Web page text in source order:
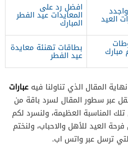
العيد
افضل رد على
المعايدات عيد الفطر
المبارك
مبارك بطاقات تهنئة معايدة
عيد الفطر
المقال الذي تناولنا فيه عبارات
عبر سطور المقال لسرد باقة من
المناسبة العظيمة، ولنسرد لكم
العيد للأهل والاحباب، ولنختم
ترسل عبر واتس اب.